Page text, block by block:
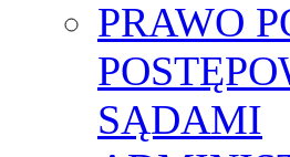
PRAWO
SĄDAMI